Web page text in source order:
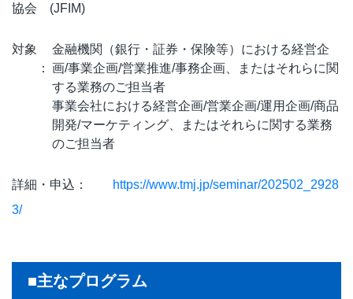
協会 (JFIM)
対象
：
金融機関（銀行・証券・保険等）における経営企
画/事業企画/営業推進/事務企画、またはそれらに関
する業務のご担当者
事業会社における経営企画/営業企画/運用企画/商品
開発/マーケティング、またはそれらに関する業務
のご担当者
詳細・申込：
https://www.tmj.jp/seminar/202502_2928
3/
■主なプログラム